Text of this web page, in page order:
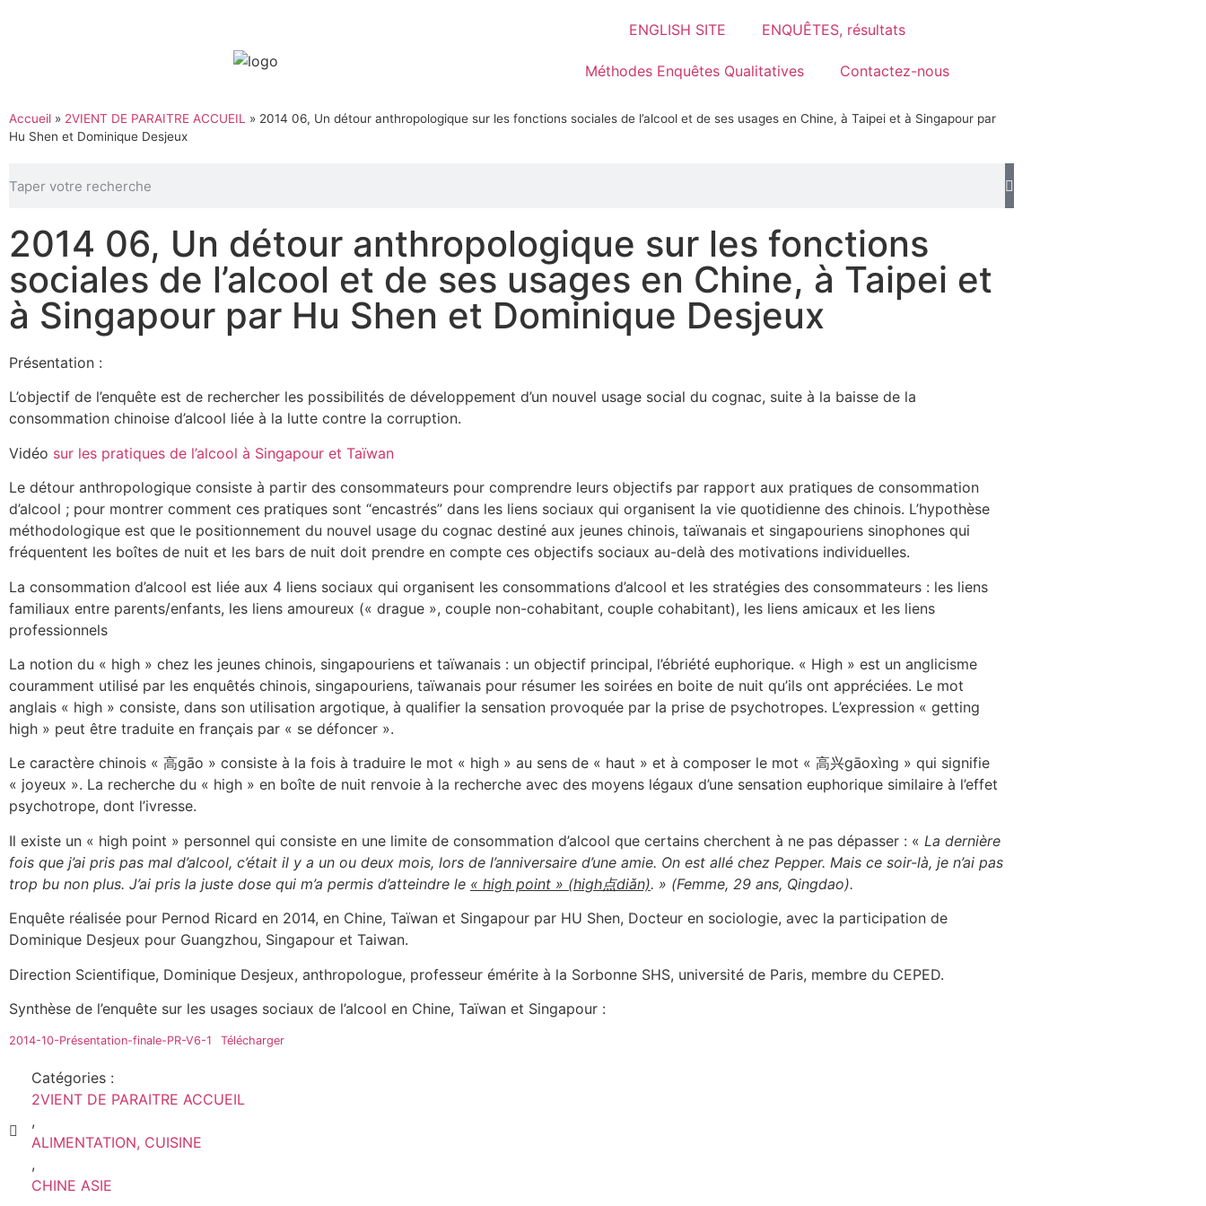
ENGLISH SITE ENQUÊTES, résultats
Méthodes Enquêtes Qualitatives Contactez-nous
Accueil » 2VIENT DE PARAITRE ACCUEIL » 2014 06, Un détour anthropologique sur les fonctions sociales de l’alcool et de ses usages en Chine, à Taipei et à Singapour par
Hu Shen et Dominique Desjeux
2014 06, Un détour anthropologique sur les fonctions
sociales de l’alcool et de ses usages en Chine, à Taipei et
à Singapour par Hu Shen et Dominique Desjeux
Présentation :
L’objectif de l’enquête est de rechercher les possibilités de développement d’un nouvel usage social du cognac, suite à la baisse de la
consommation chinoise d’alcool liée à la lutte contre la corruption.
Vidéo sur les pratiques de l’alcool à Singapour et Taïwan
Le détour anthropologique consiste à partir des consommateurs pour comprendre leurs objectifs par rapport aux pratiques de consommation
d’alcool ; pour montrer comment ces pratiques sont “encastrés” dans les liens sociaux qui organisent la vie quotidienne des chinois. L’hypothèse
méthodologique est que le positionnement du nouvel usage du cognac destiné aux jeunes chinois, taïwanais et singapouriens sinophones qui
fréquentent les boîtes de nuit et les bars de nuit doit prendre en compte ces objectifs sociaux au-delà des motivations individuelles.
La consommation d’alcool est liée aux 4 liens sociaux qui organisent les consommations d’alcool et les stratégies des consommateurs : les liens
familiaux entre parents/enfants, les liens amoureux (« drague », couple non-cohabitant, couple cohabitant), les liens amicaux et les liens
professionnels
La notion du « high » chez les jeunes chinois, singapouriens et taïwanais : un objectif principal, l’ébriété euphorique. « High » est un anglicisme
couramment utilisé par les enquêtés chinois, singapouriens, taïwanais pour résumer les soirées en boite de nuit qu’ils ont appréciées. Le mot
anglais « high » consiste, dans son utilisation argotique, à qualifier la sensation provoquée par la prise de psychotropes. L’expression « getting
high » peut être traduite en français par « se défoncer ».
Le caractère chinois « 高gāo » consiste à la fois à traduire le mot « high » au sens de « haut » et à composer le mot « 高兴gāoxìng » qui signifie
« joyeux ». La recherche du « high » en boîte de nuit renvoie à la recherche avec des moyens légaux d’une sensation euphorique similaire à l’effet
psychotrope, dont l’ivresse.
Il existe un « high point » personnel qui consiste en une limite de consommation d’alcool que certains cherchent à ne pas dépasser : « La dernière
fois que j’ai pris pas mal d’alcool, c’était il y a un ou deux mois, lors de l’anniversaire d’une amie. On est allé chez Pepper. Mais ce soir-là, je n’ai pas
trop bu non plus. J’ai pris la juste dose qui m’a permis d’atteindre le « high point » (high点diǎn). » (Femme, 29 ans, Qingdao).
Enquête réalisée pour Pernod Ricard en 2014, en Chine, Taïwan et Singapour par HU Shen, Docteur en sociologie, avec la participation de
Dominique Desjeux pour Guangzhou, Singapour et Taiwan.
Direction Scientifique, Dominique Desjeux, anthropologue, professeur émérite à la Sorbonne SHS, université de Paris, membre du CEPED.
Synthèse de l’enquête sur les usages sociaux de l’alcool en Chine, Taïwan et Singapour :
2014-10-Présentation-finale-PR-V6-1 Télécharger
Catégories :
2VIENT DE PARAITRE ACCUEIL
,
ALIMENTATION, CUISINE
,
CHINE ASIE